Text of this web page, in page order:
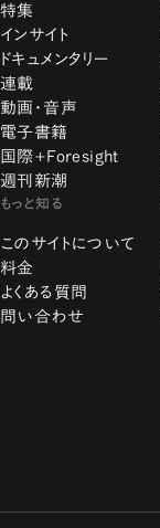
特集
インサイト
ドキュメンタリー
連載
動画・音声
電子書籍
国際+Foresight
週刊新潮
もっと知る
このサイトについて
料金
よくある質問
問い合わせ